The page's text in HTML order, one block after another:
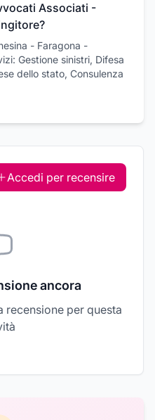
Associati -
- Faragona -
Gestione sinistri, Difesa
dello stato, Consulenza
Accedi per recensire
ancora
recensione per questa